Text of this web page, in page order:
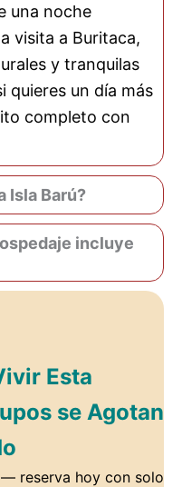
una noche
visita a Buritaca,
y tranquilas
quieres un día más
completo con
Isla Barú?
incluye
Esta
se Agotan
reserva hoy con solo